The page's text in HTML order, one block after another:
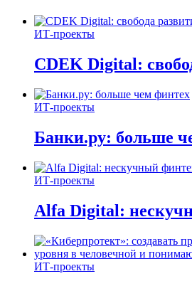
ИТ-проекты
CDEK Digital:
ИТ-проекты
Банки.ру: больше
ИТ-проекты
Alfa Digital:
ИТ-проекты